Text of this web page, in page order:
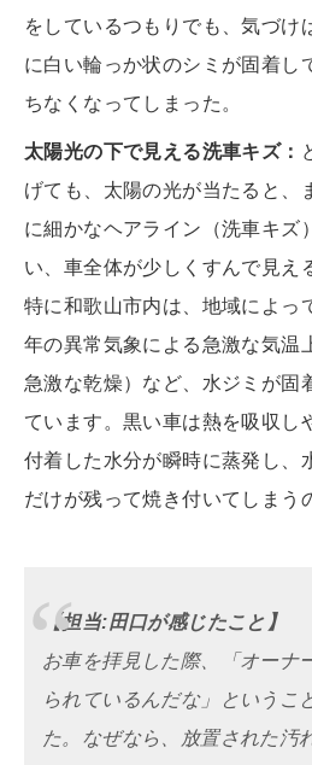
をしているつもりでも、気づけ
に白い輪っか状のシミが固着し
ちなくなってしまった。
太陽光の下で見える洗車キズ：
げても、太陽の光が当たると、
に細かなヘアライン（洗車キズ
い、車全体が少しくすんで見え
特に和歌山市内は、地域によっ
年の異常気象による急激な気温
急激な乾燥）など、水ジミが固
ています。黒い車は熱を吸収し
付着した水分が瞬時に蒸発し、
だけが残って焼き付いてしまう
【担当:田口が感じたこと】
お車を拝見した際、「オーナ
られているんだな」というこ
た。なぜなら、放置された汚